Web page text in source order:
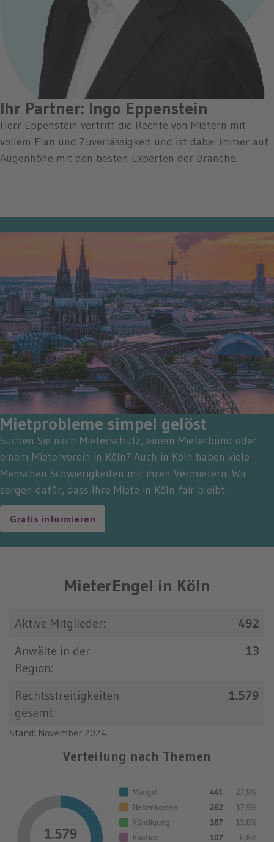
Ihr Partner: Ingo Eppenstein
Herr Eppenstein vertritt die Rechte von Mietern mit
vollem Elan und Zuverlässigkeit und ist dabei immer auf
Augenhöhe mit den besten Experten der Branche.
Mietprobleme simpel gelöst
Suchen Sie nach Mieterschutz, einem Mieterbund oder
einem Mieterverein in Köln? Auch in Köln haben viele
Menschen Schwierigkeiten mit ihren Vermietern. Wir
sorgen dafür, dass Ihre Miete in Köln fair bleibt.
Gratis informieren
MieterEngel in Köln
Aktive Mitglieder:
492
Anwälte in der
Region:
13
Rechtsstreitigkeiten
gesamt:
1.579
Stand: November 2024
Verteilung nach Themen